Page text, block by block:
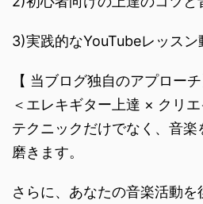
3)実践的なYouTubeレッスン
【 当ブログ独自のアプローチ
＜エレキギター上達 × クリ
テクニックだけでなく、音楽
磨きます。
さらに、あなたの音楽活動